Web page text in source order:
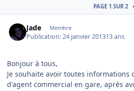
PAGE 1 SUR 2
Jade Membre
Publication:24 janvier 201313 ans
Bonjour à tous,
Je souhaite avoir toutes informations
d'agent commercial en gare, après